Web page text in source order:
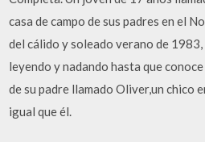
casa de campo de sus padres en el
del cálido y soleado verano de 1983,
leyendo y nadando hasta que
de su padre llamado Oliver,un chico
igual que él.